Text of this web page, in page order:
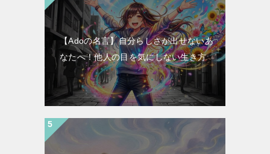
【Adoの名言】自分らしさが出せないあ
なたへ！他人の目を気にしない生き方